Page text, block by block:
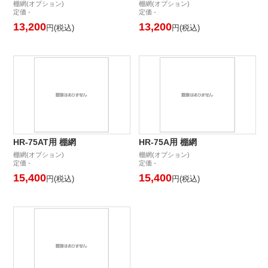
棚網(オプション)
定価 -
13,200円(税込)
棚網(オプション)
定価 -
13,200円(税込)
HR-75AT用 棚網
棚網(オプション)
定価 -
15,400円(税込)
HR-75A用 棚網
棚網(オプション)
定価 -
15,400円(税込)